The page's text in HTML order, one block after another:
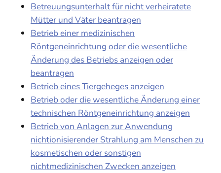
Betreuungsunterhalt für nicht verheiratete
Mütter und Väter beantragen
Betrieb einer medizinischen
Röntgeneinrichtung oder die wesentliche
Änderung des Betriebs anzeigen oder
beantragen
Betrieb eines Tiergeheges anzeigen
Betrieb oder die wesentliche Änderung einer
technischen Röntgeneinrichtung anzeigen
Betrieb von Anlagen zur Anwendung
nichtionisierender Strahlung am Menschen zu
kosmetischen oder sonstigen
nichtmedizinischen Zwecken anzeigen